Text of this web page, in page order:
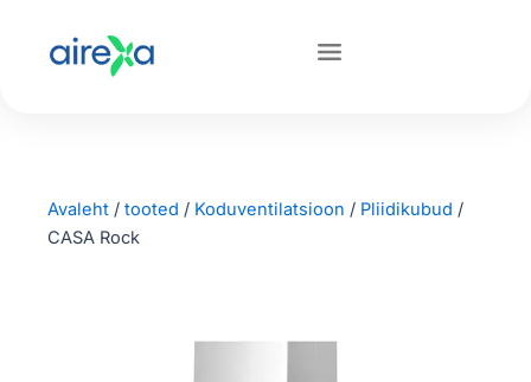
Avaleht / tooted / Koduventilatsioon / Pliidikubud /
CASA Rock